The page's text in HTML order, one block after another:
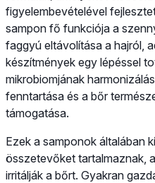
figyelembevételével
sampon fő funkciója a
faggyú eltávolítása a hajról,
készítmények egy lépéssel
mikrobiomjának
fenntartása és a bőr
támogatása.
Ezek a samponok általában
összetevőket tartalmaznak,
irritálják a bőrt. Gyakran